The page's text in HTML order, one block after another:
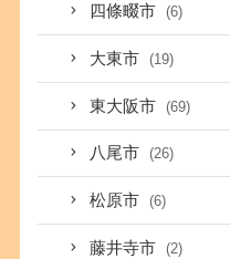
四條畷市 (6)
大東市 (19)
東大阪市 (69)
八尾市 (26)
松原市 (6)
藤井寺市 (2)